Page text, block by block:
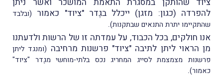
להפרדה (כגון: מזגן) ייכלל בגֶדר "ציוד" כאמור (ובלבד
שהתקיימו יתרת התנאים שבתקנות).
אנו חולקים, בכל הכבוד, על עמדתה זו של הרשות ולדעתנו
מן הראוי ליתן לתיבה "ציוד" פרשנות מרחיבה (ומנגד ליתן
פרשנות מצמצמת לסייג המחריג נכס בלתי-מוחשי מגֶדר "ציוד"
כאמור).